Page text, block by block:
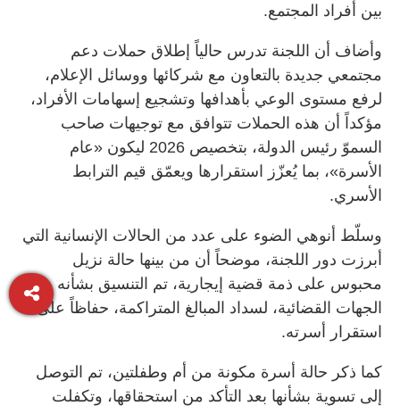
بين أفراد المجتمع.
وأضاف أن اللجنة تدرس حالياً إطلاق حملات دعم
مجتمعي جديدة بالتعاون مع شركائها ووسائل الإعلام،
لرفع مستوى الوعي بأهدافها وتشجيع إسهامات الأفراد،
مؤكداً أن هذه الحملات تتوافق مع توجيهات صاحب
السموّ رئيس الدولة، بتخصيص 2026 ليكون «عام
الأسرة»، بما يُعزّز استقرارها ويعمّق قيم الترابط
الأسري.
وسلّط أنوهي الضوء على عدد من الحالات الإنسانية التي
أبرزت دور اللجنة، موضحاً أن من بينها حالة نزيل
محبوس على ذمة قضية إيجارية، تم التنسيق بشأنه مع
الجهات القضائية، لسداد المبالغ المتراكمة، حفاظاً على
استقرار أسرته.
كما ذكر حالة أسرة مكونة من أم وطفلتين، تم التوصل
إلى تسوية بشأنها بعد التأكد من استحقاقها، وتكفلت